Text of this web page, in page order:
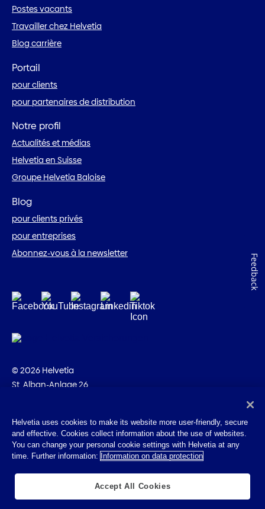
Postes vacants
Travailler chez Helvetia
Blog carrière
Portail
pour clients
pour partenaires de distribution
Notre profil
Actualités et médias
Helvetia en Suisse
Groupe Helvetia Baloise
Blog
pour clients privés
pour entreprises
Abonnez-vous à la newsletter
© 2026 Helvetia
St. Alban-Anlage 26
Impressum
Indications juridiques
Helvetia uses cookies to make its website more user-friendly, secure
and effective. Cookies collect information about the use of websites.
You can change your personal cookie settings with Helvetia at any
time. Further information: Information on data protection
Accept All Cookies
Feedback